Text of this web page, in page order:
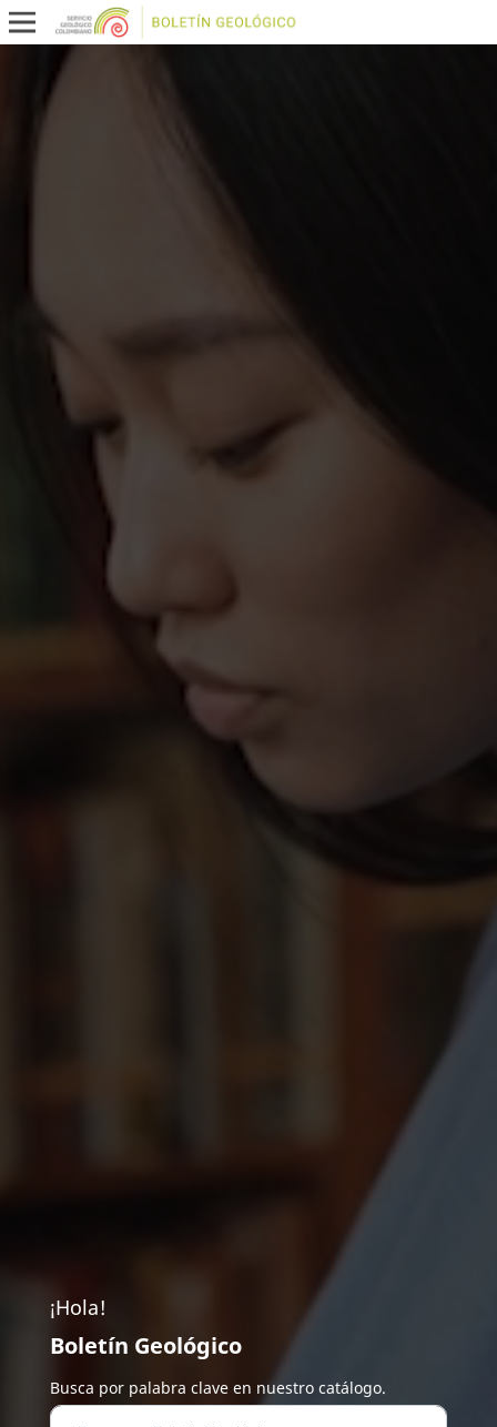
¡Hola!
Boletín Geológico
Busca por palabra clave en nuestro catálogo.